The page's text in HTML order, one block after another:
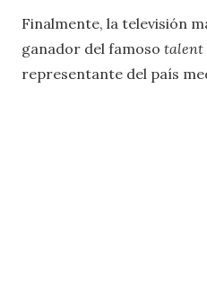
Finalmente, la televisión
ganador del famoso talent
representante del país